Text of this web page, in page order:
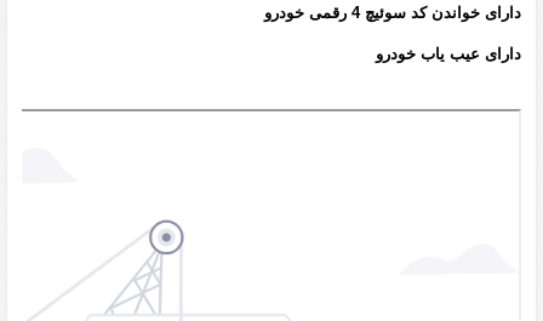
دارای خواندن کد سوئیچ 4 رقمی خودرو
دارای عیب یاب خودرو